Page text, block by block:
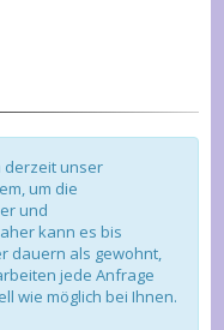
derzeit unser
um die
und
kann es bis
dauern als gewohnt,
jede Anfrage
wie möglich bei Ihnen.